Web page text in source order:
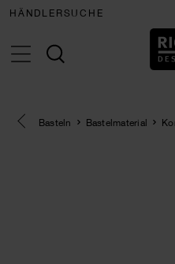
HÄNDLERSUCHE
Eine Kategorie zurück
Basteln Bastelmaterial